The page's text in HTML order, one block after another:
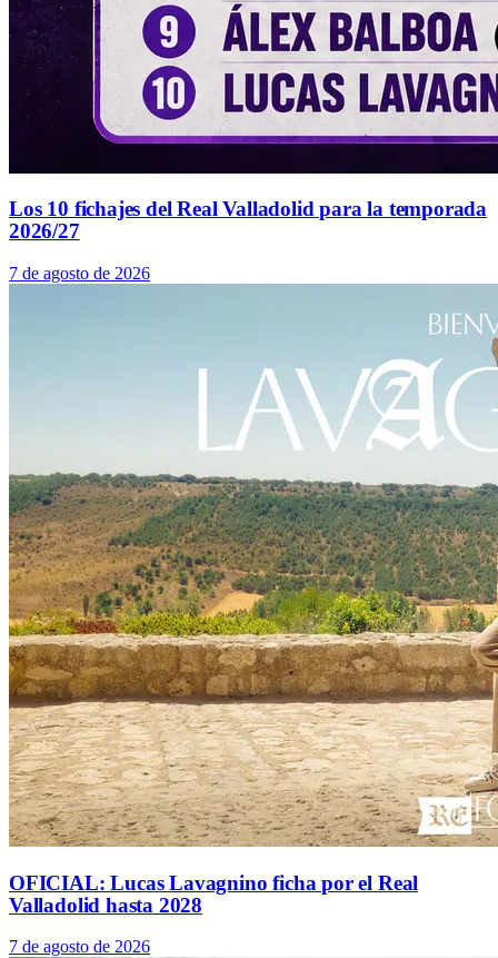
Los 10 fichajes del Real Valladolid para la temporada
2026/27
7 de agosto de 2026
OFICIAL: Lucas Lavagnino ficha por el Real
Valladolid hasta 2028
7 de agosto de 2026